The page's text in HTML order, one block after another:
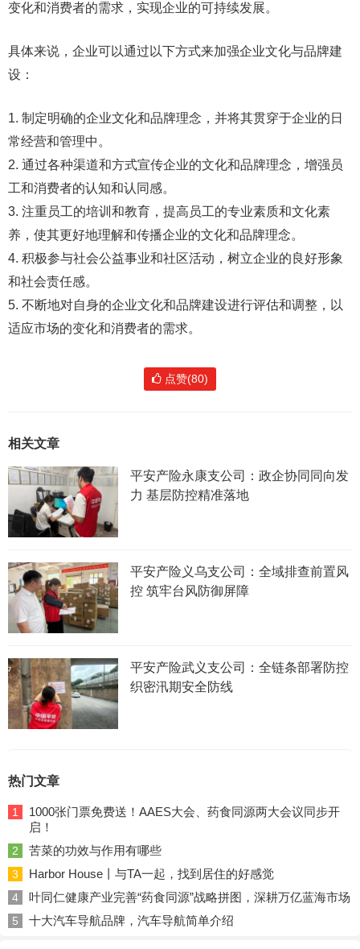
变化和消费者的需求，实现企业的可持续发展。
具体来说，企业可以通过以下方式来加强企业文化与品牌建
设：
1. 制定明确的企业文化和品牌理念，并将其贯穿于企业的日
常经营和管理中。
2. 通过各种渠道和方式宣传企业的文化和品牌理念，增强员
工和消费者的认知和认同感。
3. 注重员工的培训和教育，提高员工的专业素质和文化素
养，使其更好地理解和传播企业的文化和品牌理念。
4. 积极参与社会公益事业和社区活动，树立企业的良好形象
和社会责任感。
5. 不断地对自身的企业文化和品牌建设进行评估和调整，以
适应市场的变化和消费者的需求。
点赞(80)
相关文章
平安产险永康支公司：政企协同同向发
力 基层防控精准落地
平安产险义乌支公司：全域排查前置风
控 筑牢台风防御屏障
平安产险武义支公司：全链条部署防控
织密汛期安全防线
热门文章
1
1000张门票免费送！AAES大会、药食同源两大会议同步开
启！
2 苦菜的功效与作用有哪些
3 Harbor House丨与TA一起，找到居住的好感觉
4 叶同仁健康产业完善“药食同源”战略拼图，深耕万亿蓝海市场
5 十大汽车导航品牌，汽车导航简单介绍